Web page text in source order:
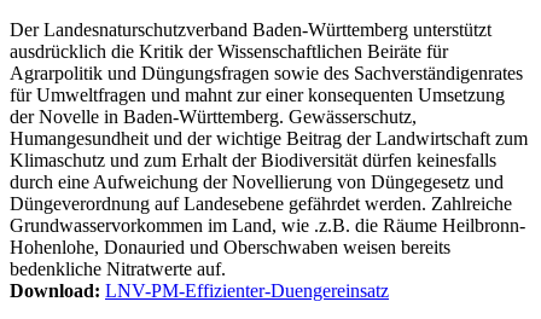
Der Landesnaturschutzverband Baden-Württemberg unterstützt
ausdrücklich die Kritik der Wissenschaftlichen Beiräte für
Agrarpolitik und Düngungsfragen sowie des Sachverständigenrates
für Umweltfragen und mahnt zur einer konsequenten Umsetzung
der Novelle in Baden-Württemberg. Gewässerschutz,
Humangesundheit und der wichtige Beitrag der Landwirtschaft zum
Klimaschutz und zum Erhalt der Biodiversität dürfen keinesfalls
durch eine Aufweichung der Novellierung von Düngegesetz und
Düngeverordnung auf Landesebene gefährdet werden. Zahlreiche
Grundwasservorkommen im Land, wie .z.B. die Räume Heilbronn-
Hohenlohe, Donauried und Oberschwaben weisen bereits
bedenkliche Nitratwerte auf.
Download: LNV-PM-Effizienter-Duengereinsatz